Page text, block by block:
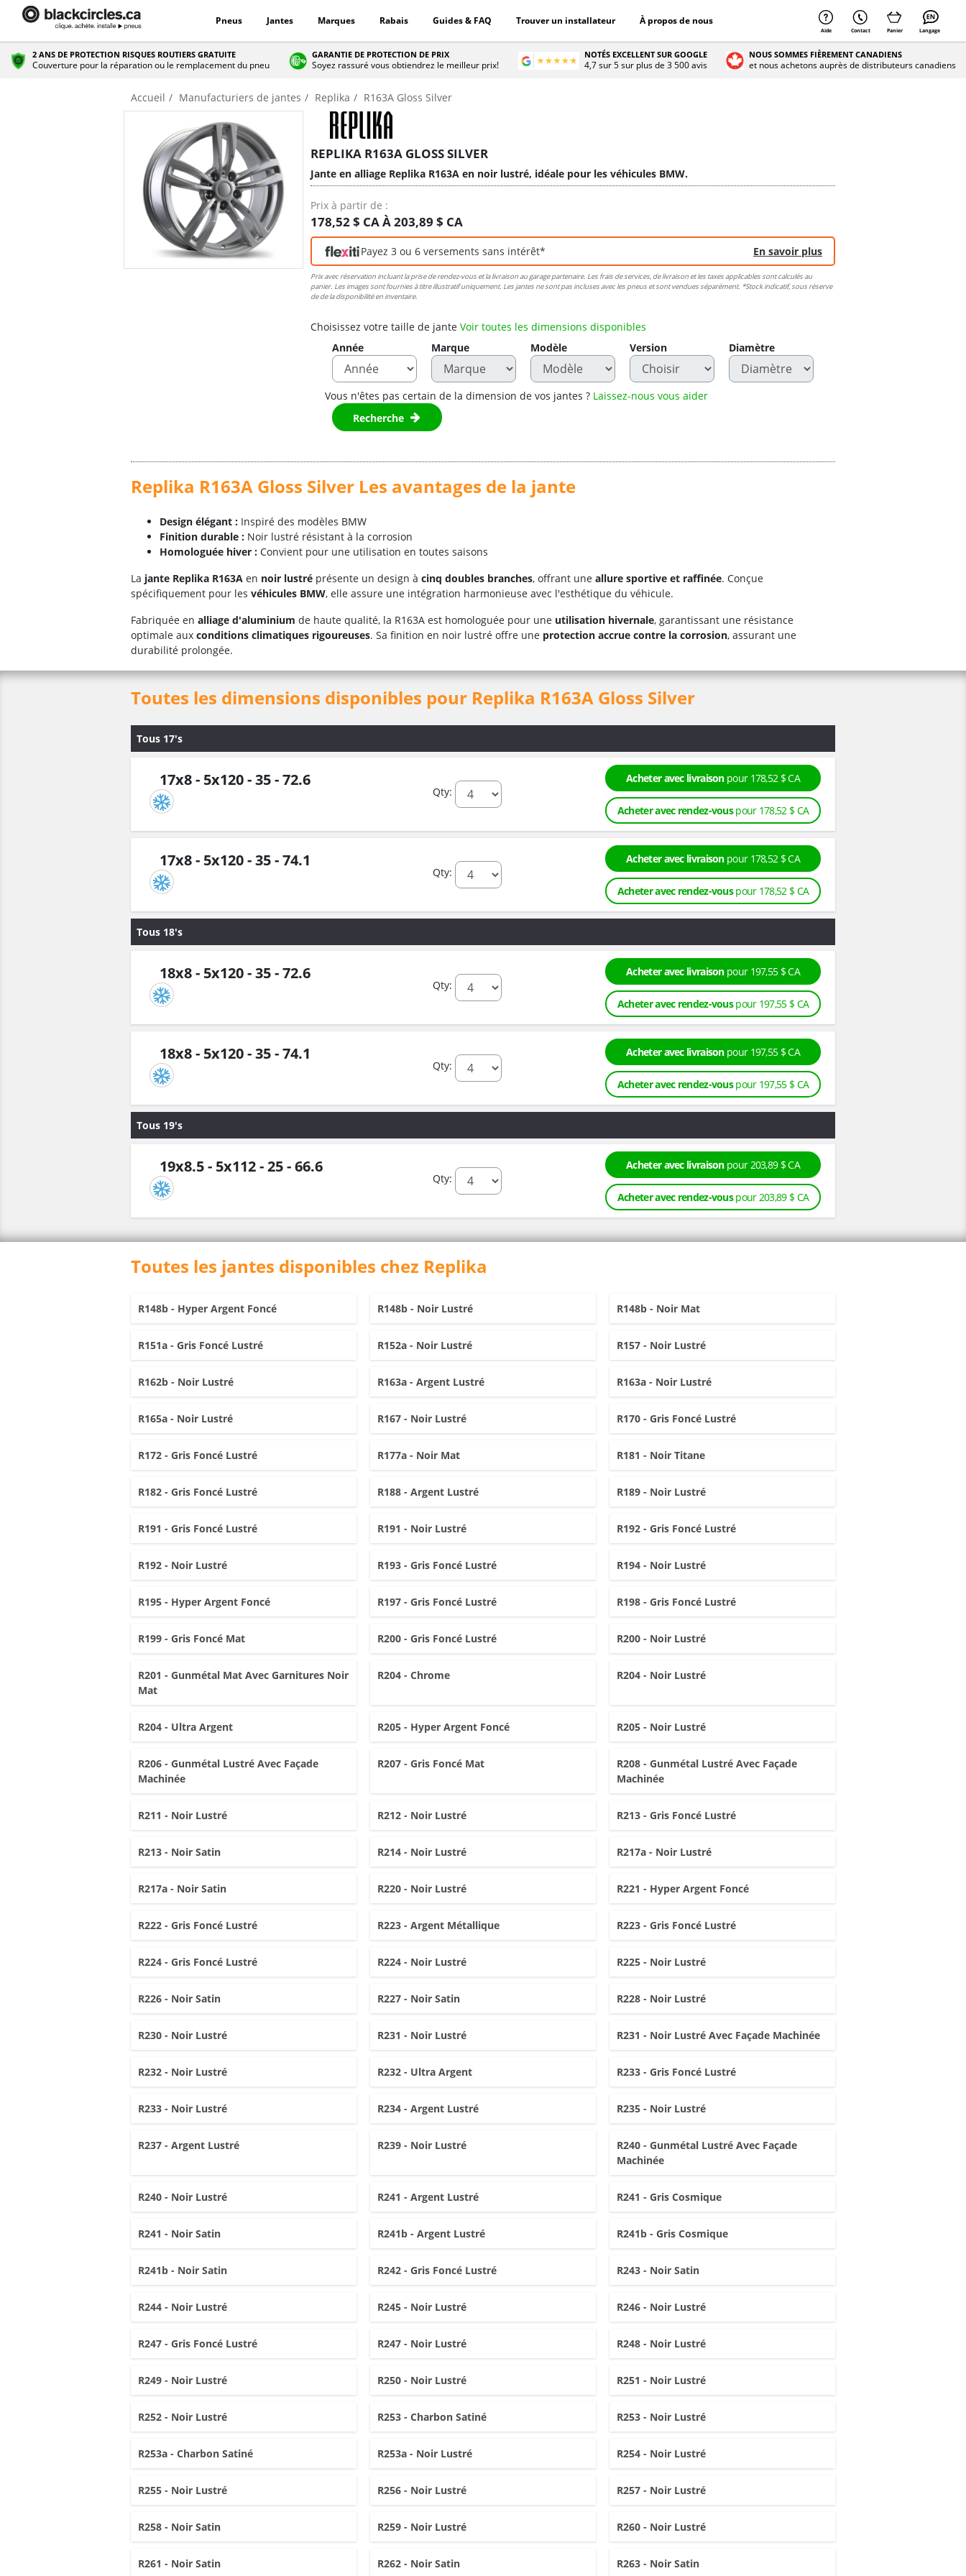
Pneus Jantes Marques Rabais Guides & FAQ Trouver un installateur À propos de nous
Aide Contact Panier Langage
2 ANS DE PROTECTION RISQUES ROUTIERS GRATUITE
Couverture pour la réparation ou le remplacement du pneu
GARANTIE DE PROTECTION DE PRIX
Soyez rassuré vous obtiendrez le meilleur prix!
NOTÉS EXCELLENT SUR GOOGLE
4,7 sur 5 sur plus de 3 500 avis
NOUS SOMMES FIÈREMENT CANADIENS
et nous achetons auprès de distributeurs canadiens
Accueil Manufacturiers de jantes Replika R163A Gloss Silver
REPLIKA R163A GLOSS SILVER
Jante en alliage Replika R163A en noir lustré, idéale pour les véhicules BMW.
Prix à partir de :
178,52 $ CA À 203,89 $ CA
Payez 3 ou 6 versements sans intérêt* En savoir plus
Prix avec réservation incluant la prise de rendez-vous et la livraison au garage partenaire. Les frais de services, de livraison et les taxes applicables sont calculés au
panier. Les images sont fournies à titre illustratif uniquement. Les jantes ne sont pas incluses avec les pneus et sont vendues séparément. *Stock indicatif, sous réserve
de de la disponibilité en inventaire.
Choisissez votre taille de jante Voir toutes les dimensions disponibles
Année
Marque Modèle Version Diamètre
Vous n'êtes pas certain de la dimension de vos jantes ? Laissez-nous vous aider
Recherche
Replika R163A Gloss Silver Les avantages de la jante
Design élégant : Inspiré des modèles BMW
Finition durable : Noir lustré résistant à la corrosion
Homologuée hiver : Convient pour une utilisation en toutes saisons
La jante Replika R163A en noir lustré présente un design à cinq doubles branches, offrant une allure sportive et raffinée. Conçue
spécifiquement pour les véhicules BMW, elle assure une intégration harmonieuse avec l'esthétique du véhicule.
Fabriquée en alliage d'aluminium de haute qualité, la R163A est homologuée pour une utilisation hivernale, garantissant une résistance
optimale aux conditions climatiques rigoureuses. Sa finition en noir lustré offre une protection accrue contre la corrosion, assurant une
durabilité prolongée.
Toutes les dimensions disponibles pour Replika R163A Gloss Silver
Tous 17's
17x8 - 5x120 - 35 - 72.6
Qty:
Acheter avec livraison pour 178,52 $ CA
Acheter avec rendez-vouspour 178,52 $ CA
17x8 - 5x120 - 35 - 74.1
Qty:
Acheter avec livraison pour 178,52 $ CA
Acheter avec rendez-vouspour 178,52 $ CA
Tous 18's
18x8 - 5x120 - 35 - 72.6
Qty:
Acheter avec livraison pour 197,55 $ CA
Acheter avec rendez-vouspour 197,55 $ CA
18x8 - 5x120 - 35 - 74.1
Qty:
Acheter avec livraison pour 197,55 $ CA
Acheter avec rendez-vouspour 197,55 $ CA
Tous 19's
19x8.5 - 5x112 - 25 - 66.6
Qty:
Acheter avec livraison pour 203,89 $ CA
Acheter avec rendez-vouspour 203,89 $ CA
Toutes les jantes disponibles chez Replika
R148b - Hyper Argent Foncé R148b - Noir Lustré R148b - Noir Mat
R151a - Gris Foncé Lustré R152a - Noir Lustré R157 - Noir Lustré
R162b - Noir Lustré R163a - Argent Lustré R163a - Noir Lustré
R165a - Noir Lustré R167 - Noir Lustré R170 - Gris Foncé Lustré
R172 - Gris Foncé Lustré R177a - Noir Mat R181 - Noir Titane
R182 - Gris Foncé Lustré R188 - Argent Lustré R189 - Noir Lustré
R191 - Gris Foncé Lustré R191 - Noir Lustré R192 - Gris Foncé Lustré
R192 - Noir Lustré R193 - Gris Foncé Lustré R194 - Noir Lustré
R195 - Hyper Argent Foncé R197 - Gris Foncé Lustré R198 - Gris Foncé Lustré
R199 - Gris Foncé Mat R200 - Gris Foncé Lustré R200 - Noir Lustré
R201 - Gunmétal Mat Avec Garnitures Noir
Mat
R204 - Chrome R204 - Noir Lustré
R204 - Ultra Argent R205 - Hyper Argent Foncé R205 - Noir Lustré
R206 - Gunmétal Lustré Avec Façade
Machinée
R207 - Gris Foncé Mat
R208 - Gunmétal Lustré Avec Façade
Machinée
R211 - Noir Lustré R212 - Noir Lustré R213 - Gris Foncé Lustré
R213 - Noir Satin R214 - Noir Lustré R217a - Noir Lustré
R217a - Noir Satin R220 - Noir Lustré R221 - Hyper Argent Foncé
R222 - Gris Foncé Lustré R223 - Argent Métallique R223 - Gris Foncé Lustré
R224 - Gris Foncé Lustré R224 - Noir Lustré R225 - Noir Lustré
R226 - Noir Satin R227 - Noir Satin R228 - Noir Lustré
R230 - Noir Lustré R231 - Noir Lustré R231 - Noir Lustré Avec Façade Machinée
R232 - Noir Lustré R232 - Ultra Argent R233 - Gris Foncé Lustré
R233 - Noir Lustré R234 - Argent Lustré R235 - Noir Lustré
R237 - Argent Lustré R239 - Noir Lustré
R240 - Gunmétal Lustré Avec Façade
Machinée
R240 - Noir Lustré R241 - Argent Lustré R241 - Gris Cosmique
R241 - Noir Satin R241b - Argent Lustré R241b - Gris Cosmique
R241b - Noir Satin R242 - Gris Foncé Lustré R243 - Noir Satin
R244 - Noir Lustré R245 - Noir Lustré R246 - Noir Lustré
R247 - Gris Foncé Lustré R247 - Noir Lustré R248 - Noir Lustré
R249 - Noir Lustré R250 - Noir Lustré R251 - Noir Lustré
R252 - Noir Lustré R253 - Charbon Satiné R253 - Noir Lustré
R253a - Charbon Satiné R253a - Noir Lustré R254 - Noir Lustré
R255 - Noir Lustré R256 - Noir Lustré R257 - Noir Lustré
R258 - Noir Satin R259 - Noir Lustré R260 - Noir Lustré
R261 - Noir Satin R262 - Noir Satin R263 - Noir Satin